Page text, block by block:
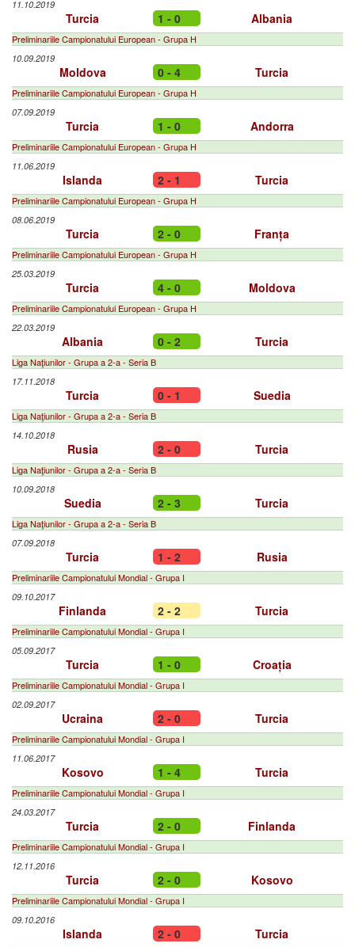
11.10.2019
Turcia 1 - 0 Albania
Preliminariile Campionatului European - Grupa H
10.09.2019
Moldova 0 - 4 Turcia
Preliminariile Campionatului European - Grupa H
07.09.2019
Turcia 1 - 0 Andorra
Preliminariile Campionatului European - Grupa H
11.06.2019
Islanda 2 - 1 Turcia
Preliminariile Campionatului European - Grupa H
08.06.2019
Turcia 2 - 0 Franța
Preliminariile Campionatului European - Grupa H
25.03.2019
Turcia 4 - 0 Moldova
Preliminariile Campionatului European - Grupa H
22.03.2019
Albania 0 - 2 Turcia
Liga Naţiunilor - Grupa a 2-a - Seria B
17.11.2018
Turcia 0 - 1 Suedia
Liga Naţiunilor - Grupa a 2-a - Seria B
14.10.2018
Rusia 2 - 0 Turcia
Liga Naţiunilor - Grupa a 2-a - Seria B
10.09.2018
Suedia 2 - 3 Turcia
Liga Naţiunilor - Grupa a 2-a - Seria B
07.09.2018
Turcia 1 - 2 Rusia
Preliminariile Campionatului Mondial - Grupa I
09.10.2017
Finlanda 2 - 2 Turcia
Preliminariile Campionatului Mondial - Grupa I
05.09.2017
Turcia 1 - 0 Croația
Preliminariile Campionatului Mondial - Grupa I
02.09.2017
Ucraina 2 - 0 Turcia
Preliminariile Campionatului Mondial - Grupa I
11.06.2017
Kosovo 1 - 4 Turcia
Preliminariile Campionatului Mondial - Grupa I
24.03.2017
Turcia 2 - 0 Finlanda
Preliminariile Campionatului Mondial - Grupa I
12.11.2016
Turcia 2 - 0 Kosovo
Preliminariile Campionatului Mondial - Grupa I
09.10.2016
Islanda 2 - 0 Turcia